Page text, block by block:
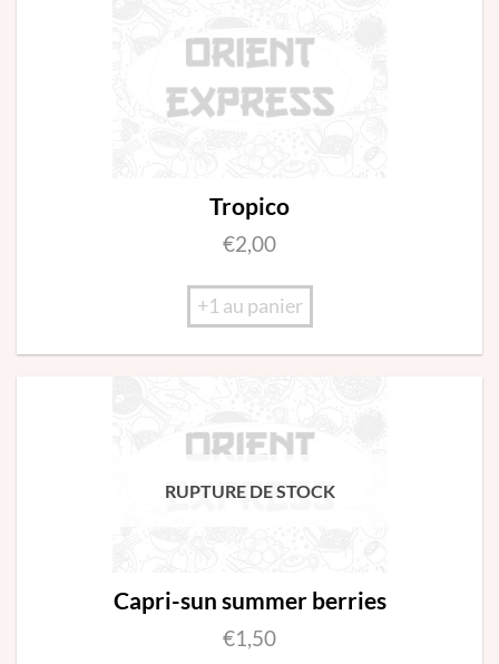
Tropico
€2,00
+1 au panier
RUPTURE DE STOCK
Capri-sun summer berries
€1,50